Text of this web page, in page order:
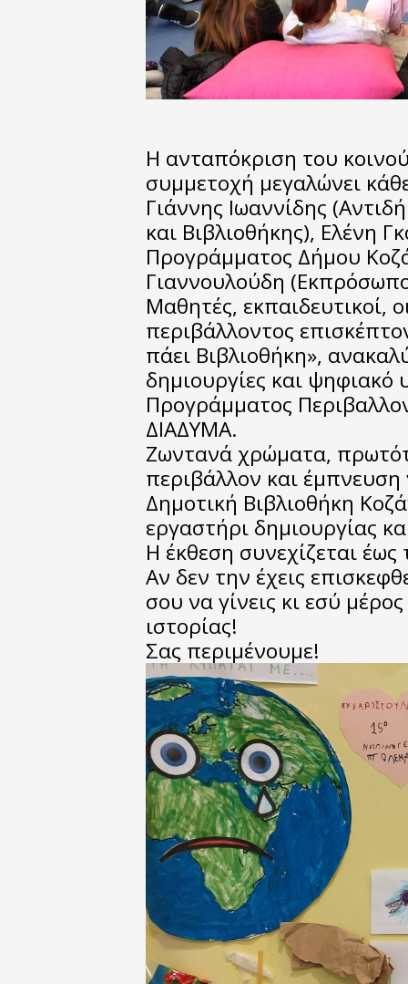
Η ανταπόκριση του
συμμετοχή μεγαλώνει
Γιάννης Ιωαννίδης
και Βιβλιοθήκης), Ελένη
Προγράμματος Δήμου
Γιαννουλούδη
Μαθητές, εκπαιδευτικοί,
περιβάλλοντος
πάει Βιβλιοθήκη»,
δημιουργίες και ψηφιακό
Προγράμματος
ΔΙΑΔΥΜΑ.
Ζωντανά χρώματα,
περιβάλλον και έμπνευση
Δημοτική Βιβλιοθήκη
εργαστήρι δημιουργίας
Η έκθεση συνεχίζεται
Αν δεν την έχεις
σου να γίνεις κι εσύ
ιστορίας!
Σας περιμένουμε!